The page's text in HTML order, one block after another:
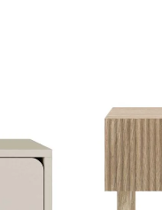
170,00€